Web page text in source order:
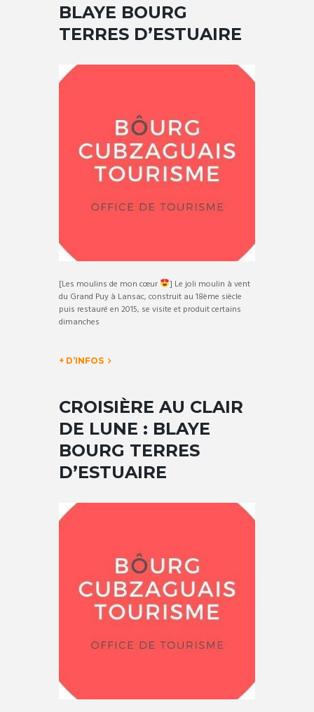
BLAYE BOURG
TERRES D’ESTUAIRE
[Les moulins de mon cœur
] Le joli moulin à vent
du Grand Puy à Lansac, construit au 18ème siècle
puis restauré en 2015, se visite et produit certains
dimanches
+ D’INFOS
CROISIÈRE AU CLAIR
DE LUNE : BLAYE
BOURG TERRES
D’ESTUAIRE